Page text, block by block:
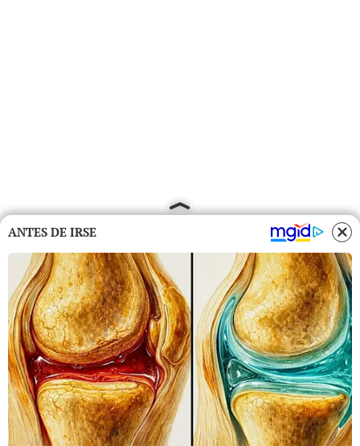
ANTES DE IRSE